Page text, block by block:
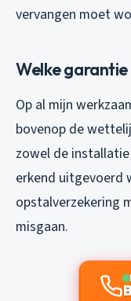
vervangen moet
Welke
Op al mijn
bovenop de
zowel de
erkend uitgevoerd
opstalverzekering
misgaan.